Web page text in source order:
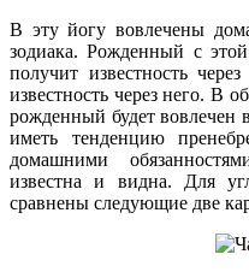
В эту йогу вовлечены
зодиака. Рожденный с
получит известность
известность через него. В
рожденный будет вовлечен
иметь тенденцию
домашними
известна и видна. Для
сравнены следующие две